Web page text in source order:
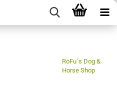
RoFu´s Dog &
Horse Shop